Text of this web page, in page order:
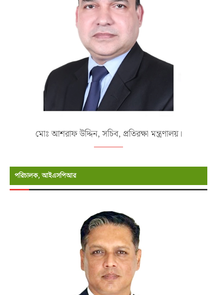
মোঃ আশরাফ উদ্দিন, সচিব, প্রতিরক্ষা মন্ত্রণালয়।
পরিচালক, আইএসপিআর